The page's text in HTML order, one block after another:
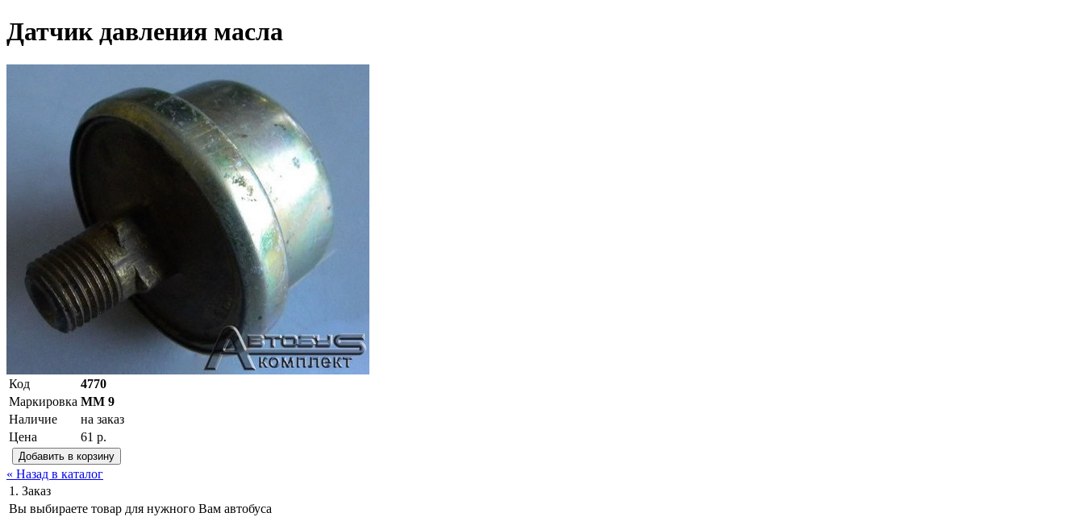
Датчик давления масла
Код
4770
Маркировка ММ 9
Наличие
на заказ
Цена
61 р.
« Назад в каталог
1. Заказ
Вы выбираете товар для нужного Вам автобуса